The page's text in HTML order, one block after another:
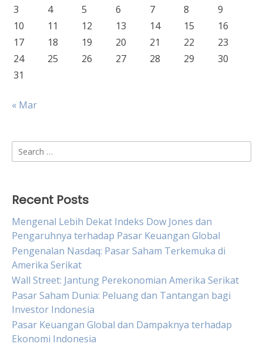
3
4 5 6 7 8
9
10
11 12 13 14 15
16
17
18 19 20 21 22
23
24
25 26 27 28 29
30
31
« Mar
Search
for:
Recent Posts
Mengenal Lebih Dekat Indeks Dow Jones dan
Pengaruhnya terhadap Pasar Keuangan Global
Pengenalan Nasdaq: Pasar Saham Terkemuka di
Amerika Serikat
Wall Street: Jantung Perekonomian Amerika Serikat
Pasar Saham Dunia: Peluang dan Tantangan bagi
Investor Indonesia
Pasar Keuangan Global dan Dampaknya terhadap
Ekonomi Indonesia